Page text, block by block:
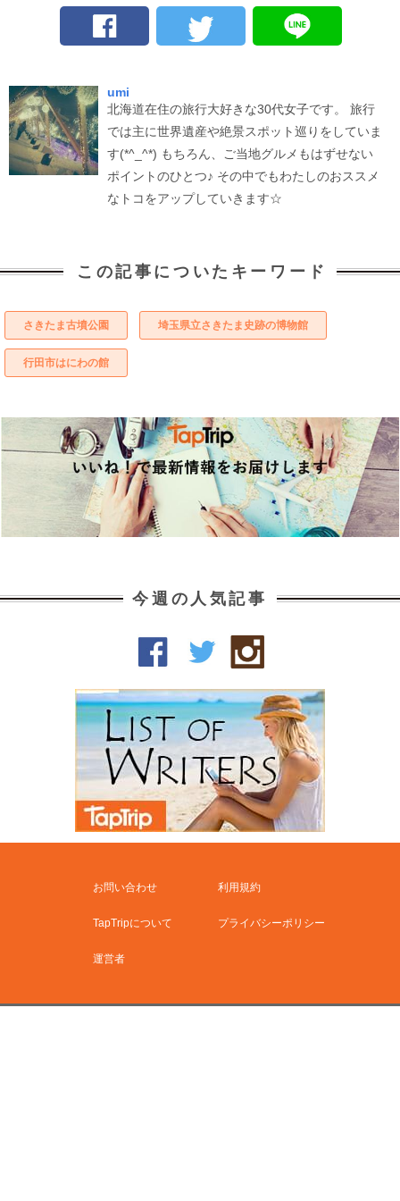
umi
北海道在住の旅行大好きな30代女子です。 旅行
では主に世界遺産や絶景スポット巡りをしていま
す(*^_^*) もちろん、ご当地グルメもはずせない
ポイントのひとつ♪ その中でもわたしのおススメ
なトコをアップしていきます☆
この記事についたキーワード
さきたま古墳公園 埼玉県立さきたま史跡の博物館
行田市はにわの館
今週の人気記事
お問い合わせ 利用規約
TapTripについて プライバシーポリシー
運営者